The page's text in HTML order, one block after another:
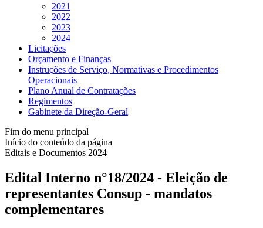
2021
2022
2023
2024
Licitações
Orçamento e Finanças
Instruções de Serviço, Normativas e Procedimentos
Operacionais
Plano Anual de Contratações
Regimentos
Gabinete da Direção-Geral
Fim do menu principal
Início do conteúdo da página
Editais e Documentos 2024
Edital Interno n°18/2024 - Eleição de
representantes Consup - mandatos
complementares